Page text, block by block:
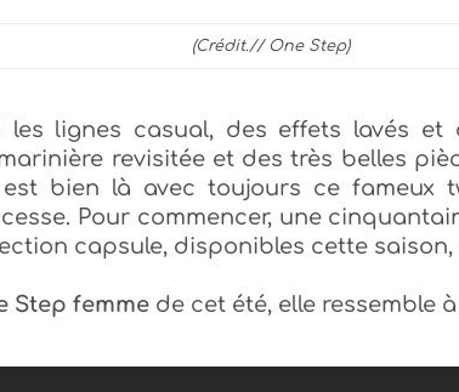
(Crédit.// One Step)
lignes casual, des effets lavés et
revisitée et des très belles
est bien là avec toujours ce fameux
Pour commencer, une
capsule, disponibles cette saison,
Step femme de cet été, elle ressemble